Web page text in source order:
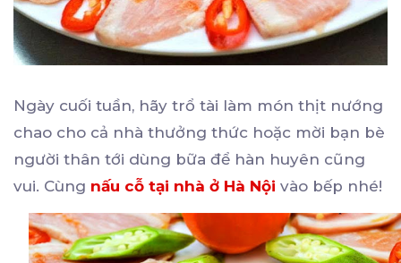
Ngày cuối tuần, hãy trổ tài làm món thịt nướng
chao cho cả nhà thưởng thức hoặc mời bạn bè
người thân tới dùng bữa để hàn huyên cũng
vui. Cùng nấu cỗ tại nhà ở Hà Nội vào bếp nhé!